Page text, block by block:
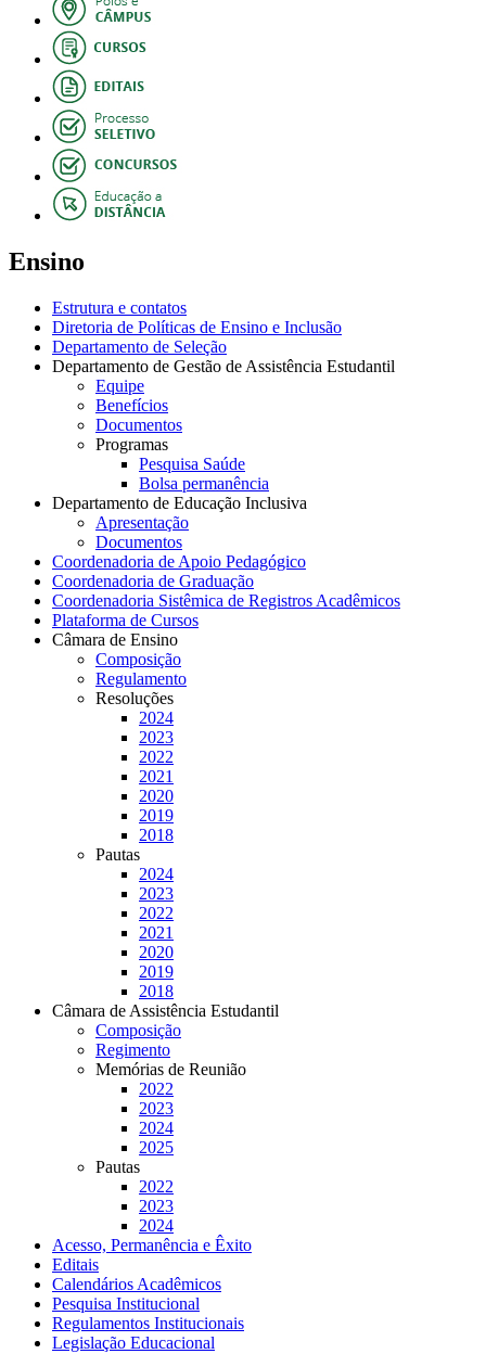
Ensino
Estrutura e contatos
Diretoria de Políticas de Ensino e Inclusão
Departamento de Seleção
Departamento de Gestão de Assistência Estudantil
Equipe
Benefícios
Documentos
Programas
Pesquisa Saúde
Bolsa permanência
Departamento de Educação Inclusiva
Apresentação
Documentos
Coordenadoria de Apoio Pedagógico
Coordenadoria de Graduação
Coordenadoria Sistêmica de Registros Acadêmicos
Plataforma de Cursos
Câmara de Ensino
Composição
Regulamento
Resoluções
2024
2023
2022
2021
2020
2019
2018
Pautas
2024
2023
2022
2021
2020
2019
2018
Câmara de Assistência Estudantil
Composição
Regimento
Memórias de Reunião
2022
2023
2024
2025
Pautas
2022
2023
2024
Acesso, Permanência e Êxito
Editais
Calendários Acadêmicos
Pesquisa Institucional
Regulamentos Institucionais
Legislação Educacional